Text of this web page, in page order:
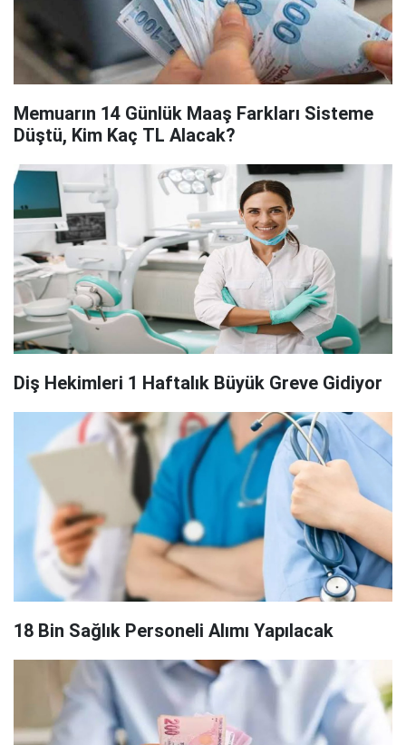
Memuarın 14 Günlük Maaş Farkları Sisteme
Düştü, Kim Kaç TL Alacak?
Diş Hekimleri 1 Haftalık Büyük Greve Gidiyor
18 Bin Sağlık Personeli Alımı Yapılacak